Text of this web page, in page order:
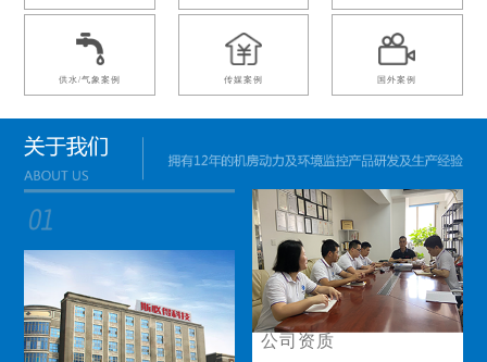
供水/气象案例 传媒案例 国外案例
公司资质